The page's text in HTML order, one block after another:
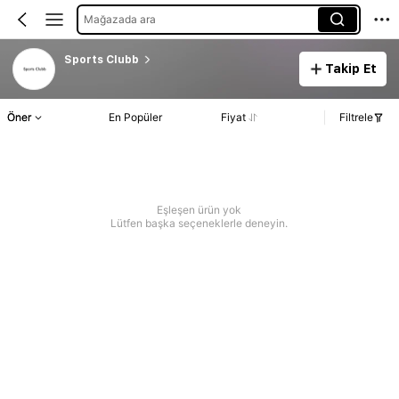
Mağazada ara
Sports Clubb
Takip Et
Öner En Popüler Fiyat Filtrele
Eşleşen ürün yok
Lütfen başka seçeneklerle deneyin.